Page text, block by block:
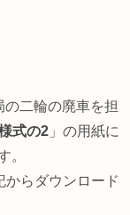
の二輪の廃車を担
式の2 」の用紙に
。
らダウンロード